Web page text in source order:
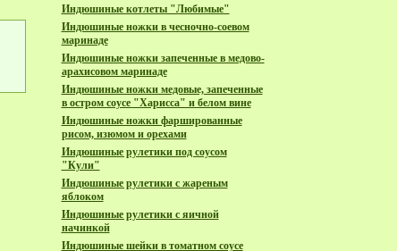
Индюшиные котлеты "Любимые"
Индюшиные ножки в чесночно-соевом
маринаде
Индюшиные ножки запеченные в медово-
арахисовом маринаде
Индюшиные ножки медовые, запеченные
в остром соусе "Харисса" и белом вине
Индюшиные ножки фаршированные
рисом, изюмом и орехами
Индюшиные рулетики под соусом
"Кули"
Индюшиные рулетики с жареным
яблоком
Индюшиные рулетики с яичной
начинкой
Индюшиные шейки в томатном соусе